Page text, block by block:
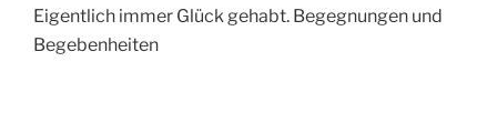
Beitrag
Eigentlich immer Glück gehabt. Begegnungen und
Begebenheiten